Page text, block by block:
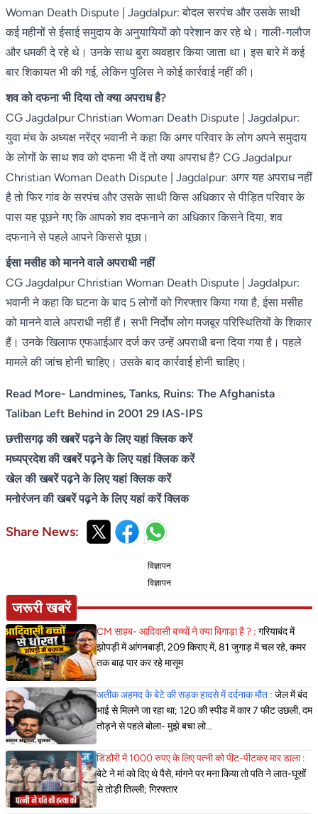
Woman Death Dispute | Jagdalpur: बोदल सरपंच और उसके साथी
कई महीनों से ईसाई समुदाय के अनुयायियों को परेशान कर रहे थे। गाली-गलौज
और धमकी दे रहे थे। उनके साथ बुरा व्यवहार किया जाता था। इस बारे में कई
बार शिकायत भी की गई, लेकिन पुलिस ने कोई कार्रवाई नहीं की।
शव को दफना भी दिया तो क्या अपराध है?
CG Jagdalpur Christian Woman Death Dispute | Jagdalpur:
युवा मंच के अध्यक्ष नरेंद्र भवानी ने कहा कि अगर परिवार के लोग अपने समुदाय
के लोगों के साथ शव को दफना भी दें तो क्या अपराध है? CG Jagdalpur
Christian Woman Death Dispute | Jagdalpur: अगर यह अपराध नहीं
है तो फिर गांव के सरपंच और उसके साथी किस अधिकार से पीड़ित परिवार के
पास यह पूछने गए कि आपको शव दफनाने का अधिकार किसने दिया, शव
दफनाने से पहले आपने किससे पूछा।
ईसा मसीह को मानने वाले अपराधी नहीं
CG Jagdalpur Christian Woman Death Dispute | Jagdalpur:
भवानी ने कहा कि घटना के बाद 5 लोगों को गिरफ्तार किया गया है, ईसा मसीह
को मानने वाले अपराधी नहीं हैं। सभी निर्दोष लोग मजबूर परिस्थितियों के शिकार
हैं। उनके खिलाफ एफआईआर दर्ज कर उन्हें अपराधी बना दिया गया है। पहले
मामले की जांच होनी चाहिए। उसके बाद कार्रवाई होनी चाहिए।
Read More- Landmines, Tanks, Ruins: The Afghanista
Taliban Left Behind in 2001 29 IAS-IPS
छत्तीसगढ़ की खबरें पढ़ने के लिए यहां क्लिक करें
मध्यप्रदेश की खबरें पढ़ने के लिए यहां क्लिक करें
खेल की खबरें पढ़ने के लिए यहां क्लिक करें
मनोरंजन की खबरें पढ़ने के लिए यहां करें क्लिक
Share News:
विज्ञापन
विज्ञापन
जरूरी खबरें
CM साहब- आदिवासी बच्चों ने क्या बिगाड़ा है ? : गरियाबंद में
झोपड़ी में आंगनबाड़ी, 209 किराए में, 81 जुगाड़ में चल रहे, कमर
तक बाढ़ पार कर रहे मासूम
अतीक अहमद के बेटे की सड़क हादसे में दर्दनाक मौत : जेल में बंद
भाई से मिलने जा रहा था; 120 की स्पीड में कार 7 फीट उछली, दम
तोड़ने से पहले बोला- मुझे बचा लो...
डिंडौरी में 1000 रुपए के लिए पत्नी को पीट-पीटकर मार डाला :
बेटे ने मां को दिए थे पैसे, मांगने पर मना किया तो पति ने लात-घूसों
से तोड़ी तिल्ली; गिरफ्तार